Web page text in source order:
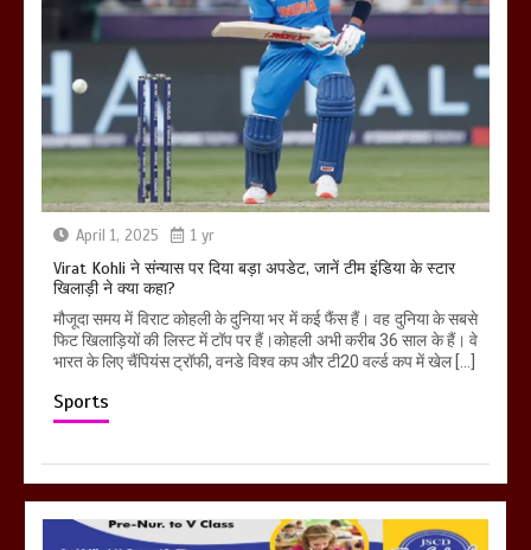
April 1, 2025 1 yr
Virat Kohli ने संन्यास पर दिया बड़ा अपडेट, जानें टीम इंडिया के स्टार
खिलाड़ी ने क्या कहा?
मौजूदा समय में विराट कोहली के दुनिया भर में कई फैंस हैं। वह दुनिया के सबसे
फिट खिलाड़ियों की लिस्ट में टॉप पर हैं।कोहली अभी करीब 36 साल के हैं। वे
भारत के लिए चैंपियंस ट्रॉफी, वनडे विश्व कप और टी20 वर्ल्ड कप में खेल […]
Sports